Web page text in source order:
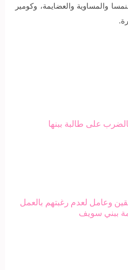
والمساوية والعضايمة، وكومير
إضراب 3 سائقين وعامل لعدم رغبتهم بالعمل
ببني سويف